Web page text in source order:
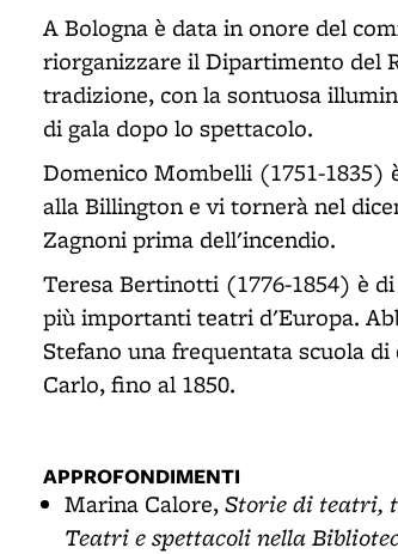
A Bologna è data in onore del
riorganizzare il Dipartimento del
tradizione, con la sontuosa
di gala dopo lo spettacolo.
Domenico Mombelli (1751-1835)
alla Billington e vi tornerà nel
Zagnoni prima dell'incendio.
Teresa Bertinotti (1776-1854) è
più importanti teatri d'Europa.
Stefano una frequentata scuola
Carlo, fino al 1850.
APPROFONDIMENTI
Marina Calore,Storie di teatri,
Teatri e spettacoli nella